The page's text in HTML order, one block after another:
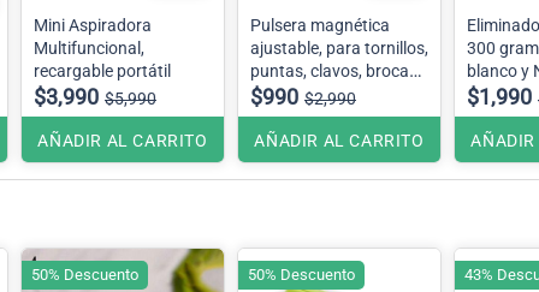
Mini Aspiradora
Multifuncional,
recargable portátil
$3,990 $5,990
AÑADIR AL CARRITO
Pulsera magnética
ajustable, para tornillos,
puntas, clavos, brocas
y más
$990 $2,990
AÑADIR AL CARRITO
300
blanco y
$1,990
AÑADIR
50% Descuento 50% Descuento 43%